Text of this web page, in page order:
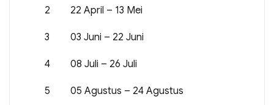
2 22 April – 13 Mei
3 03 Juni – 22 Juni
4 08 Juli – 26 Juli
5 05 Agustus – 24 Agustus